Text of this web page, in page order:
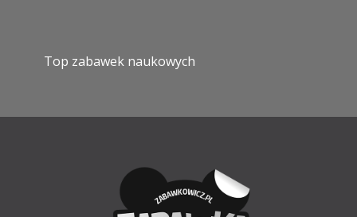
Top zabawek naukowych